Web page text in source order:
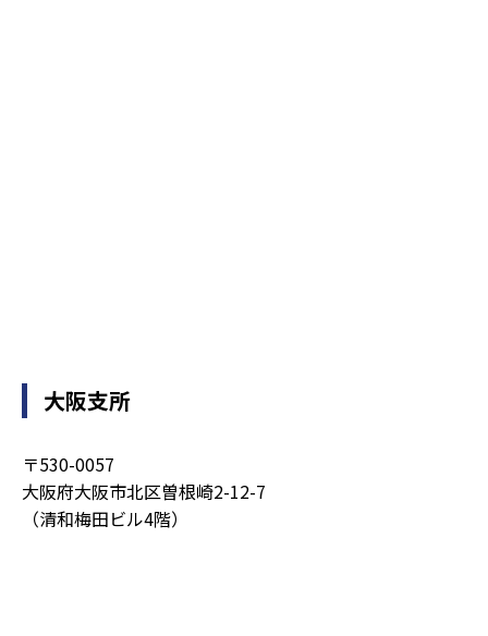
大阪支所
〒530-0057
大阪府大阪市北区曽根崎2-12-7
（清和梅田ビル4階）